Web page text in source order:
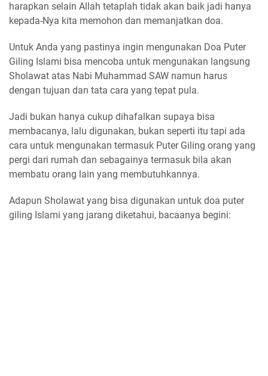
harapkan selain Allah tetaplah tidak akan baik jadi hanya
kepada-Nya kita memohon dan memanjatkan doa.
Untuk Anda yang pastinya ingin mengunakan Doa Puter
Giling Islami bisa mencoba untuk mengunakan langsung
Sholawat atas Nabi Muhammad SAW namun harus
dengan tujuan dan tata cara yang tepat pula.
Jadi bukan hanya cukup dihafalkan supaya bisa
membacanya, lalu digunakan, bukan seperti itu tapi ada
cara untuk mengunakan termasuk Puter Giling orang yang
pergi dari rumah dan sebagainya termasuk bila akan
membatu orang lain yang membutuhkannya.
Adapun Sholawat yang bisa digunakan untuk doa puter
giling Islami yang jarang diketahui, bacaanya begini: